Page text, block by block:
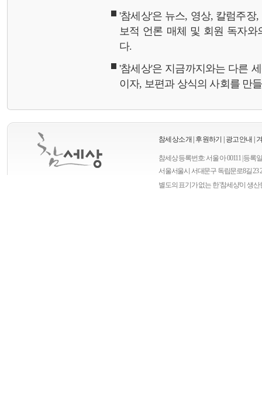
'참세상'은 뉴스, 영상, 칼럼주
보적 언론 매체 및 회원 독자와
다.
'참세상'은 지금까지와는 다른
이자, 보편과 상식의 사회를 만
참세상소개 후원하기 광고안내
참세상 등록번호: 서울 아 00111 | 등록
서울서울시 서대문구 독립문로8길 23
별도의 표기가 없는 한 '참세상'이 생